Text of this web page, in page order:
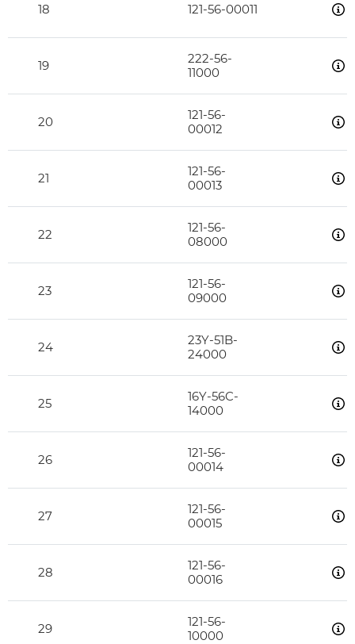
18 121-56-00011
19
222-56-
11000
20
121-56-
00012
21
121-56-
00013
22
121-56-
08000
23
121-56-
09000
24
23Y-51B-
24000
25
16Y-56C-
14000
26
121-56-
00014
27
121-56-
00015
28
121-56-
00016
29
121-56-
10000